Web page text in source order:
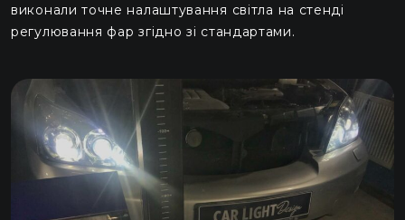
виконали точне налаштування світла на стенді
регулювання фар згідно зі стандартами.